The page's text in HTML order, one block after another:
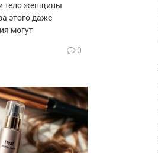
тело женщины
этого даже
могут
0